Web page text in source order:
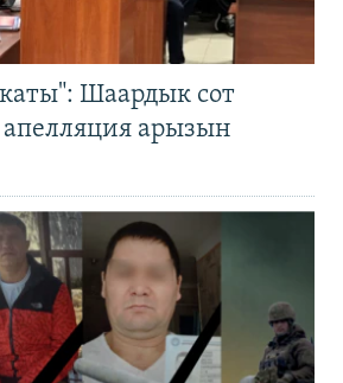
Шаардык сот
арызын